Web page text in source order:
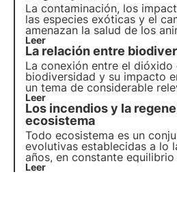
fuerte declive.
La contaminación, los
las especies exóticas y el
amenazan la salud de los
los hábitats en los que viven.
ONU para 2030 aboga por
restauración. Pero es
Leer
La relación entre
La conexión entre el dióxido
biodiversidad y su impacto
un tema de considerable
medioambiental, ya que
interacción entre el cambio
natural y la salud de los
Leer
Los incendios y la
ecosistema
Todo ecosistema es un
evolutivas establecidas a lo
años, en constante
uno de los muchos factores
Leer